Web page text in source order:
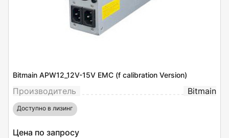
Bitmain APW12_12V-15V EMC (f calibration Version)
Производитель Bitmain
Доступно в лизинг
Цена по запросу